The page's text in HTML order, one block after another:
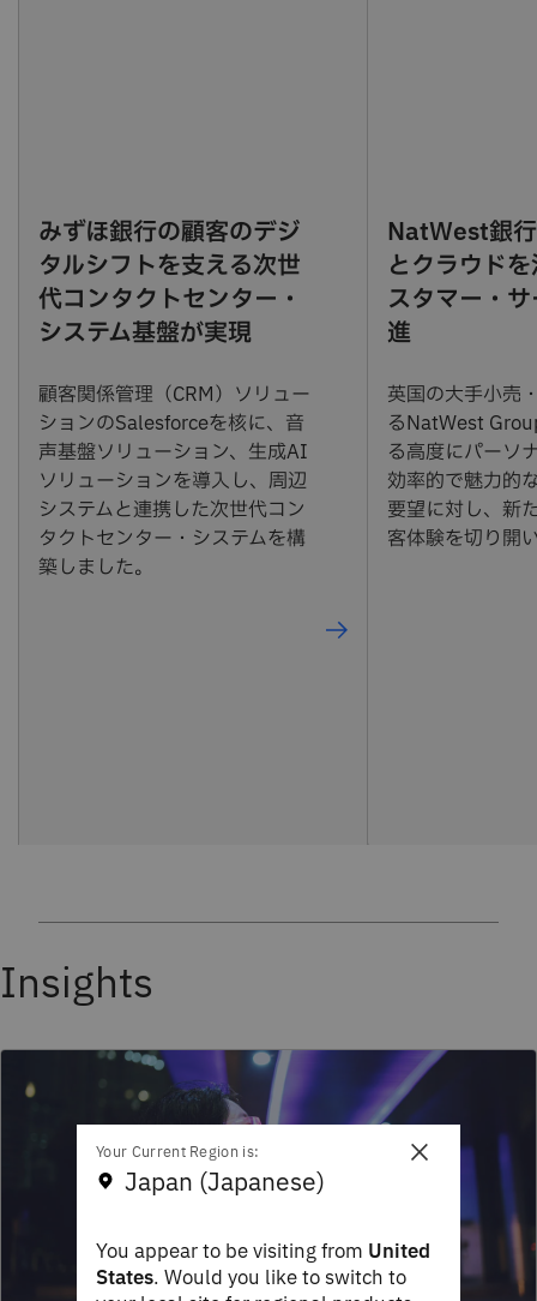
みずほ銀行の顧客のデジ
タルシフトを支える次世
代コンタクトセンター・
システム基盤が実現
顧客関係管理（CRM）ソリュー
ションのSalesforceを核に、音
声基盤ソリューション、生成AI
ソリューションを導入し、周辺
システムと連携した次世代コン
タクトセンター・システムを構
築しました。
NatWest銀
とクラウド
スタマー・
進
英国の大手小売
るNatWest
る高度にパーソ
効率的で魅力的
要望に対し、新
客体験を切り開
Insights
×
Your Current Region is:
Japan (Japanese)
You appear to be visiting from United
States. Would you like to switch to